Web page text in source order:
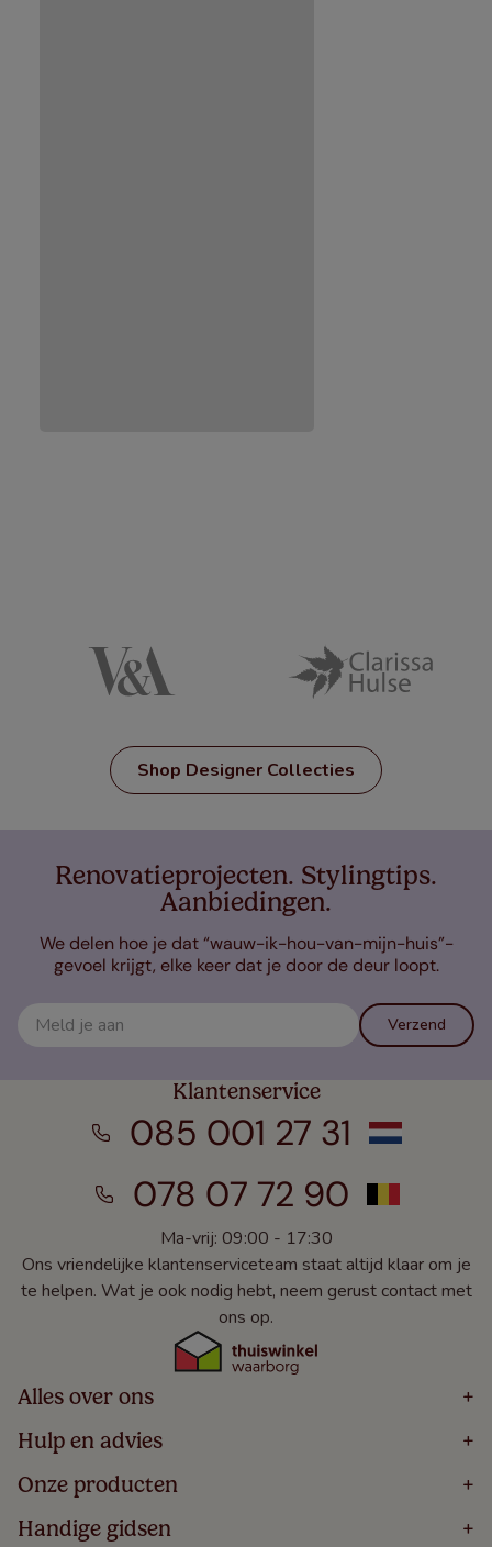
Shop Designer Collecties
Renovatieprojecten. Stylingtips.
Aanbiedingen.
We delen hoe je dat “wauw-ik-hou-van-mijn-huis”-
gevoel krijgt, elke keer dat je door de deur loopt.
Verzend
Klantenservice
085 001 27 31
078 07 72 90
Ma-vrij: 09:00 - 17:30
Ons vriendelijke klantenserviceteam staat altijd klaar om je
te helpen. Wat je ook nodig hebt, neem gerust contact met
ons op.
Alles over ons +
Home
Over
Bestellen
Winacties
Hulp en advies +
Volg Je Bestelling
Levering
5 Jaar Garantie
Onze producten +
Houten Jaloezieën
Handige gidsen +